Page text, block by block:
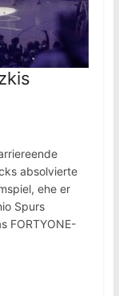
absolvierte
ehe er
Spurs
FORTYONE-